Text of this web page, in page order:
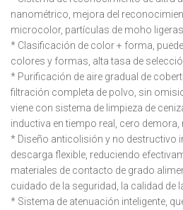
nanométrico, mejora del
microcolor, partículas de moho
* Clasificación de color + forma,
colores y formas, alta tasa de
* Purificación de aire gradual de
filtración completa de polvo, sin
viene con sistema de limpieza de
inductiva en tiempo real, cero demora,
* Diseño anticolisión y no destructivo
descarga flexible, reduciendo
materiales de contacto de grado
cuidado de la seguridad, la calidad de
* Sistema de atenuación inteligente,